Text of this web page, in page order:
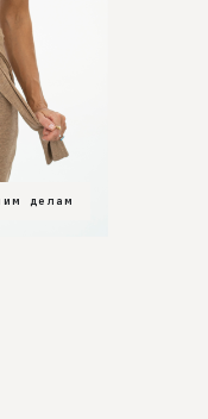
делам
вечер